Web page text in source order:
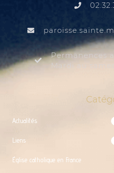
Permanences
Mardi au
Actualités
Liens
Église catholique en France